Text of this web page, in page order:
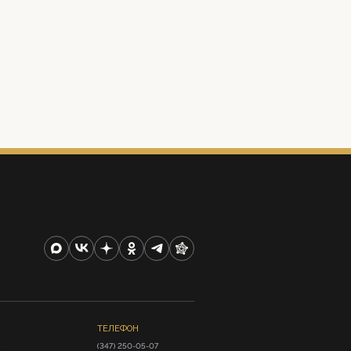
ТЕЛЕФОН
(347) 250-05-07